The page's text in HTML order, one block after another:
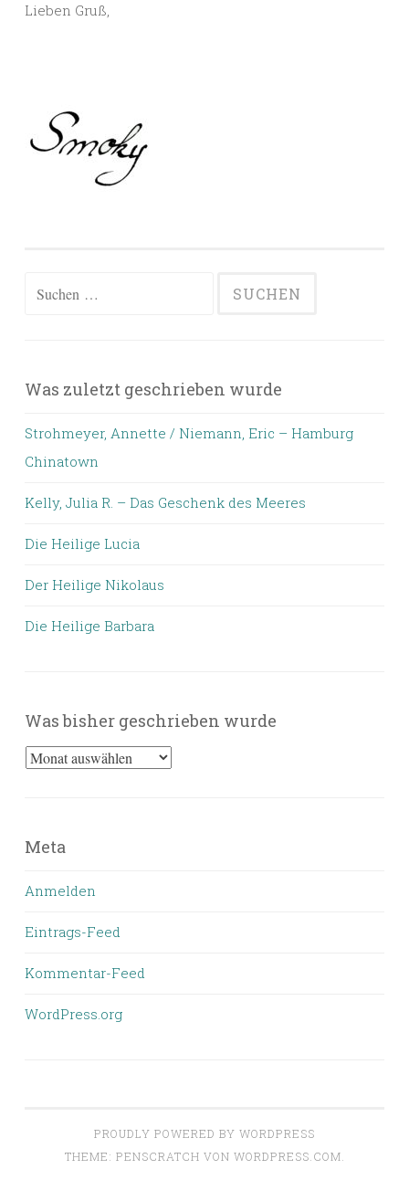
Lieben Gruß,
Suchen
Was zuletzt geschrieben wurde
Strohmeyer, Annette / Niemann, Eric – Hamburg
Chinatown
Kelly, Julia R. – Das Geschenk des Meeres
Die Heilige Lucia
Der Heilige Nikolaus
Die Heilige Barbara
Was bisher geschrieben wurde
Was
wurde
Meta
Anmelden
Eintrags-Feed
Kommentar-Feed
WordPress.org
PROUDLY POWERED BY WORDPRESS
THEME: PENSCRATCH VON WORDPRESS.COM